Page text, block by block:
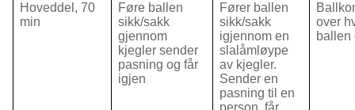
Hoveddel, 70
min
Føre ballen
sikk/sakk
gjennom
kjegler sender
pasning og får
igjen
Fører ballen
sikk/sakk
igjennom en
slalåmløype
av kjegler.
Sender en
pasning til en
over
ballen